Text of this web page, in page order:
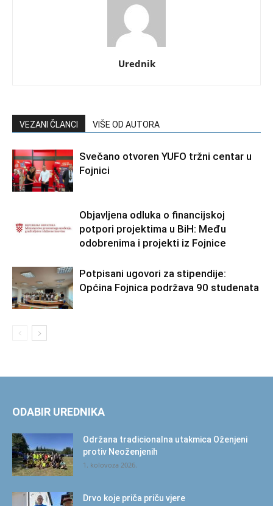
Urednik
VEZANI ČLANCI VIŠE OD AUTORA
Svečano otvoren YUFO tržni centar u
Fojnici
Objavljena odluka o financijskoj
potpori projektima u BiH: Među
odobrenima i projekti iz Fojnice
Potpisani ugovori za stipendije:
Općina Fojnica podržava 90 studenata
ODABIR UREDNIKA
Održana tradicionalna utakmica Oženjeni
protiv Neoženjenih
1. kolovoza 2026.
Drvo koje priča priču vjere